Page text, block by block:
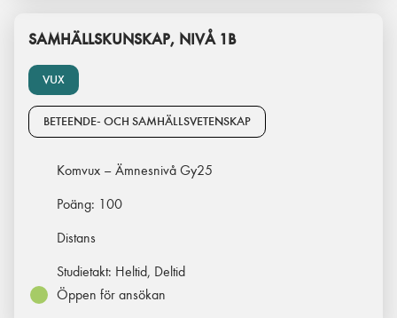
VUX
SAMHÄLLSKUNSKAP, NIVÅ 1B
BETEENDE- OCH SAMHÄLLSVETENSKAP
Komvux – Ämnesnivå Gy25
Poäng: 100
Distans
Studietakt: Heltid, Deltid
Öppen för ansökan